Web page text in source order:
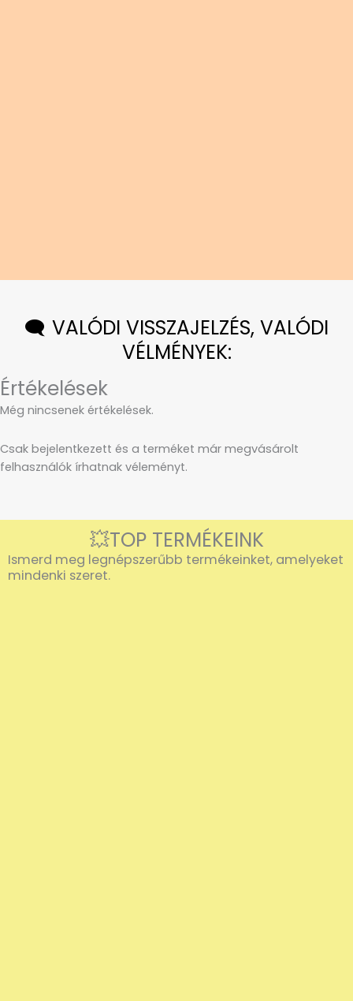
🗨️ VALÓDI VISSZAJELZÉS, VALÓDI
VÉLMÉNYEK:
Értékelések
Még nincsenek értékelések.
Csak bejelentkezett és a terméket már megvásárolt
felhasználók írhatnak véleményt.
💥TOP TERMÉKEINK
Ismerd meg legnépszerűbb termékeinket, amelyeket
mindenki szeret.